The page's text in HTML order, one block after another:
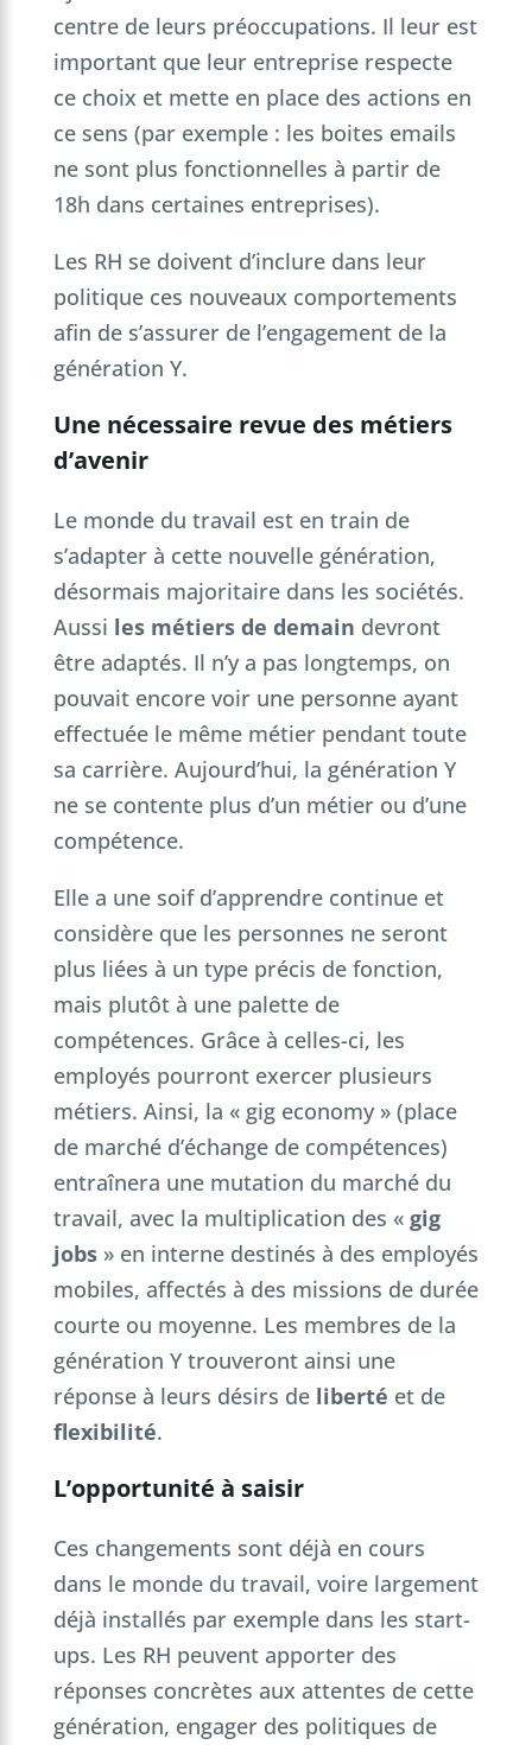
centre de leurs préoccupations. Il leur est
important que leur entreprise respecte
ce choix et mette en place des actions en
ce sens (par exemple : les boites emails
ne sont plus fonctionnelles à partir de
18h dans certaines entreprises).
Les RH se doivent d’inclure dans leur
politique ces nouveaux comportements
afin de s’assurer de l’engagement de la
génération Y.
Une nécessaire revue des métiers
d’avenir
Le monde du travail est en train de
s’adapter à cette nouvelle génération,
désormais majoritaire dans les sociétés.
Aussi les métiers de demain devront
être adaptés. Il n’y a pas longtemps, on
pouvait encore voir une personne ayant
effectuée le même métier pendant toute
sa carrière. Aujourd’hui, la génération Y
ne se contente plus d’un métier ou d’une
compétence.
Elle a une soif d’apprendre continue et
considère que les personnes ne seront
plus liées à un type précis de fonction,
mais plutôt à une palette de
compétences. Grâce à celles-ci, les
employés pourront exercer plusieurs
métiers. Ainsi, la « gig economy » (place
de marché d’échange de compétences)
entraînera une mutation du marché du
travail, avec la multiplication des «gig
jobs» en interne destinés à des employés
mobiles, affectés à des missions de durée
courte ou moyenne. Les membres de la
génération Y trouveront ainsi une
réponse à leurs désirs de liberté et de
flexibilité.
L’opportunité à saisir
Ces changements sont déjà en cours
dans le monde du travail, voire largement
déjà installés par exemple dans les start-
ups. Les RH peuvent apporter des
réponses concrètes aux attentes de cette
génération, engager des politiques de